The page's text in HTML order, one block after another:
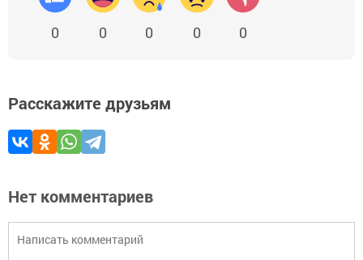
0 0 0 0 0
Расскажите друзьям
Нет комментариев